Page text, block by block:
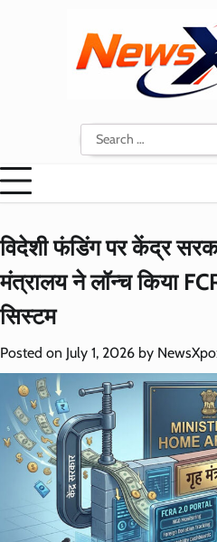
Search
for:
विदेशी फंडिंग पर केंद्र
मंत्रालय ने लॉन्च किया
सिस्टम
Posted on July 1, 2026 by